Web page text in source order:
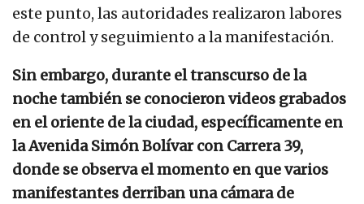
este punto, las autoridades realizaron labores
de control y seguimiento a la manifestación.
Sin embargo, durante el transcurso de la
noche también se conocieron videos grabados
en el oriente de la ciudad, específicamente en
la Avenida Simón Bolívar con Carrera 39,
donde se observa el momento en que varios
manifestantes derriban una cámara de